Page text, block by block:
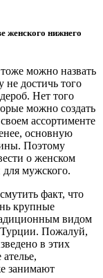
женского нижнего
можно назвать
не достичь того
Нет того
можно создать
ассортименте
основную
Поэтому
о женском
мужского.
факт, что
крупные
видом
Пожалуй,
в этих
занимают